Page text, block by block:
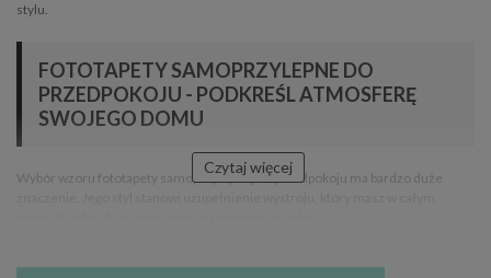
stylu.
FOTOTAPETY SAMOPRZYLEPNE DO
PRZEDPOKOJU - PODKREŚL ATMOSFERĘ
SWOJEGO DOMU
Wybór wzoru fototapety samoprzylepnej do przedpokoju ma bardzo duże
Czytaj więcej